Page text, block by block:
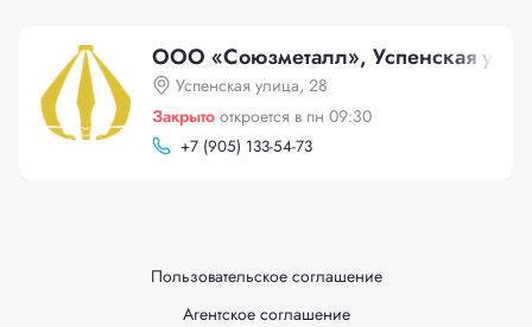
ООО «Союзметалл», Успенская
Успенская улица, 28
Закрыто откроется в пн 09:30
+7 (905) 133-54-73
Пользовательское соглашение
Агентское соглашение